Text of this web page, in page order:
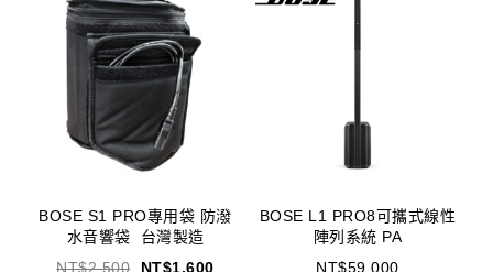
BOSE S1 PRO專用袋 防潑
水音響袋 台灣製造
NT$2,500 NT$1,600
BOSE L1 PRO8可攜式線性
陣列系統 PA
NT$59,000